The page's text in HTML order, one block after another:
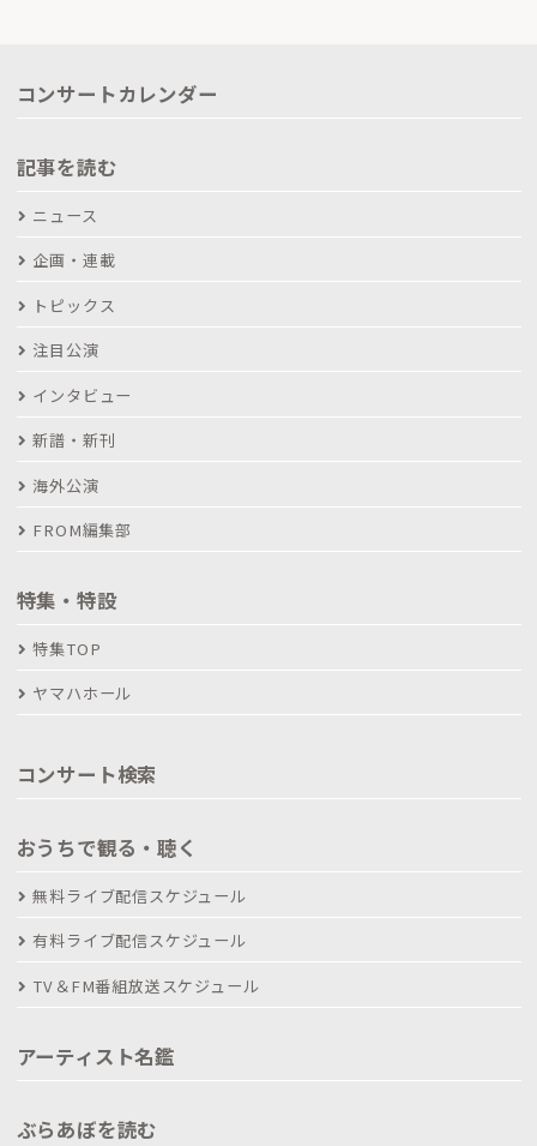
コンサートカレンダー
記事を読む
ニュース
企画・連載
トピックス
注目公演
インタビュー
新譜・新刊
海外公演
FROM編集部
特集・特設
特集TOP
ヤマハホール
コンサート検索
おうちで観る・聴く
無料ライブ配信スケジュール
有料ライブ配信スケジュール
TV＆FM番組放送スケジュール
アーティスト名鑑
ぶらあぼを読む